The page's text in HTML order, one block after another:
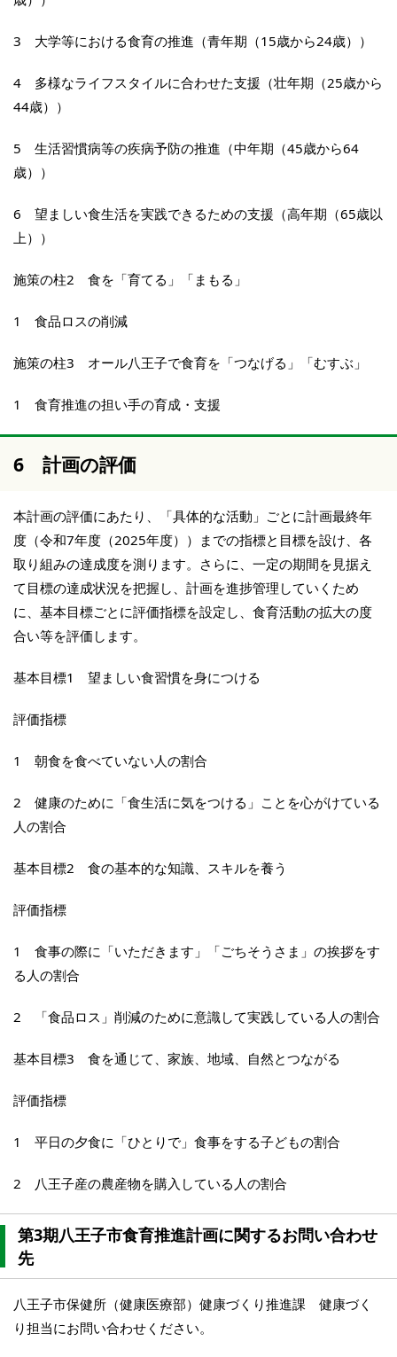
3 大学等における食育の推進（青年期（15歳から24歳））
4 多様なライフスタイルに合わせた支援（壮年期（25歳から
44歳））
5 生活習慣病等の疾病予防の推進（中年期（45歳から64
歳））
6 望ましい食生活を実践できるための支援（高年期（65歳以
上））
施策の柱2 食を「育てる」「まもる」
1 食品ロスの削減
施策の柱3 オール八王子で食育を「つなげる」「むすぶ」
1 食育推進の担い手の育成・支援
6 計画の評価
本計画の評価にあたり、「具体的な活動」ごとに計画最終年
度（令和7年度（2025年度））までの指標と目標を設け、各
取り組みの達成度を測ります。さらに、一定の期間を見据え
て目標の達成状況を把握し、計画を進捗管理していくため
に、基本目標ごとに評価指標を設定し、食育活動の拡大の度
合い等を評価します。
基本目標1 望ましい食習慣を身につける
評価指標
1 朝食を食べていない人の割合
2 健康のために「食生活に気をつける」ことを心がけている
人の割合
基本目標2 食の基本的な知識、スキルを養う
評価指標
1 食事の際に「いただきます」「ごちそうさま」の挨拶をす
る人の割合
2 「食品ロス」削減のために意識して実践している人の割合
基本目標3 食を通じて、家族、地域、自然とつながる
評価指標
1 平日の夕食に「ひとりで」食事をする子どもの割合
2 八王子産の農産物を購入している人の割合
第3期八王子市食育推進計画に関するお問い合わせ
先
八王子市保健所（健康医療部）健康づくり推進課 健康づく
り担当にお問い合わせください。